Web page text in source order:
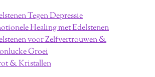
Tegen Depressie
Healing met Edelstenen
voor Zelfvertrouwen &
Groei
& Kristallen